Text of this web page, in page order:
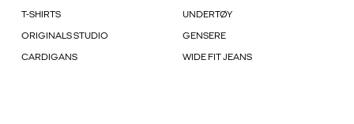
T-SHIRTS UNDERTØY
ORIGINALS STUDIO GENSERE
CARDIGANS WIDE FIT JEANS